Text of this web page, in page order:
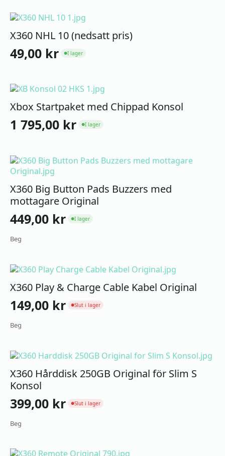
X360 NHL 10 (nedsatt pris)
49,00 kr ●I lager
Xbox Startpaket med Chippad Konsol
1 795,00 kr ●I lager
X360 Big Button Pads Buzzers med
mottagare Original
449,00 kr ●I lager
Beg
X360 Play & Charge Cable Kabel Original
149,00 kr ●Slut i lager
Beg
X360 Hårddisk 250GB Original för Slim S
Konsol
399,00 kr ●Slut i lager
Beg